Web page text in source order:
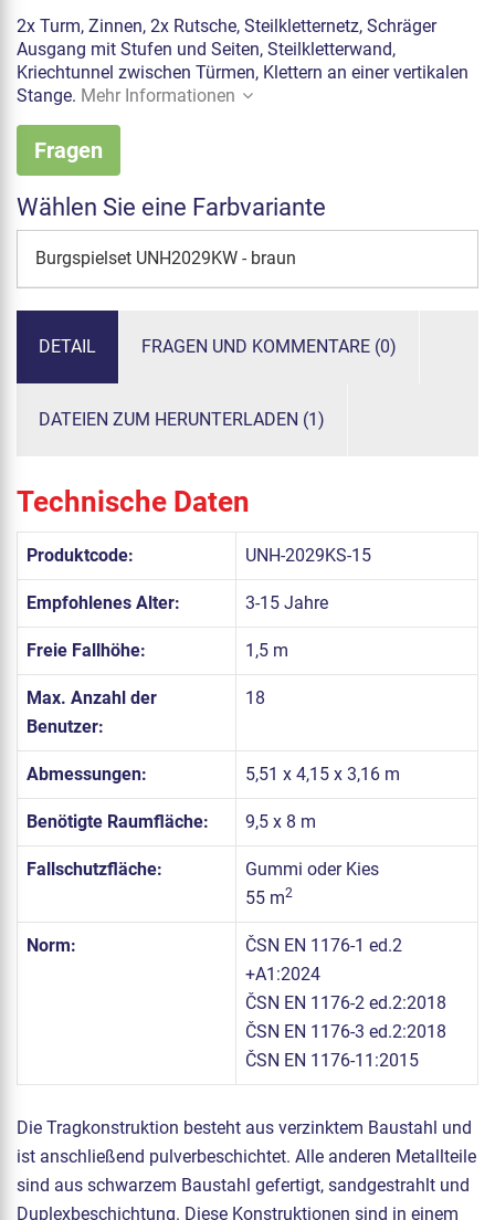
2x Turm, Zinnen, 2x Rutsche, Steilkletternetz, Schräger
Ausgang mit Stufen und Seiten, Steilkletterwand,
Kriechtunnel zwischen Türmen, Klettern an einer vertikalen
Stange. Mehr Informationen
Fragen
Wählen Sie eine Farbvariante
Burgspielset UNH2029KW - braun
DETAIL FRAGEN UND KOMMENTARE (0)
DATEIEN ZUM HERUNTERLADEN (1)
Technische Daten
Produktcode: UNH-2029KS-15
Empfohlenes Alter: 3-15 Jahre
Freie Fallhöhe: 1,5 m
Max. Anzahl der
Benutzer:
18
Abmessungen: 5,51 x 4,15 x 3,16 m
Benötigte Raumfläche: 9,5 x 8 m
Fallschutzfläche:
Gummi oder Kies
55 m2
Norm:
ČSN EN 1176-1 ed.2
+A1:2024
ČSN EN 1176-2 ed.2:2018
ČSN EN 1176-3 ed.2:2018
ČSN EN 1176-11:2015
Die Tragkonstruktion besteht aus verzinktem Baustahl und
ist anschließend pulverbeschichtet. Alle anderen Metallteile
sind aus schwarzem Baustahl gefertigt, sandgestrahlt und
Duplexbeschichtung. Diese Konstruktionen sind in einem